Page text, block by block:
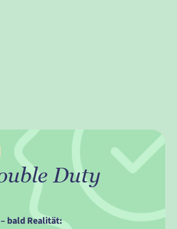
Duty
bald Realität: